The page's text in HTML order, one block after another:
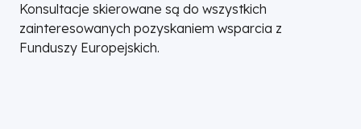
Konsultacje skierowane są do wszystkich
zainteresowanych pozyskaniem wsparcia z
Funduszy Europejskich.